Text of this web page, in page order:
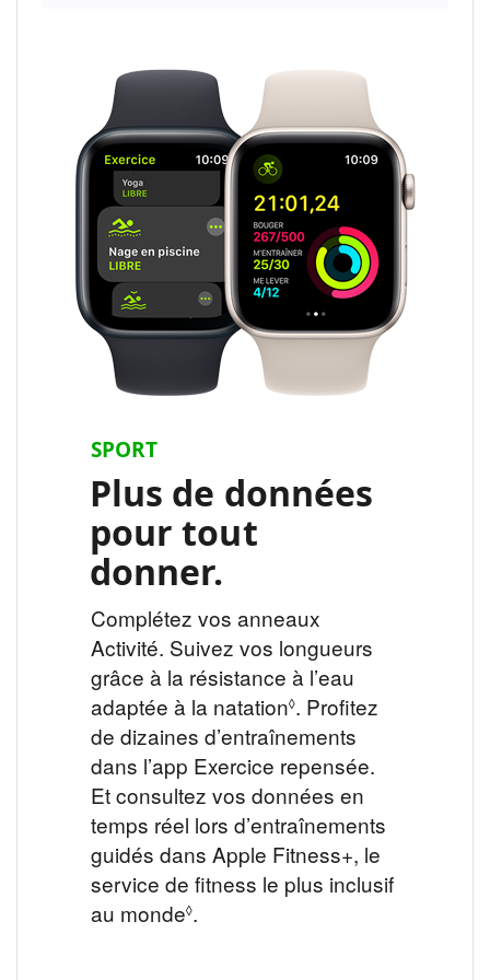
SPORT
Plus de données
pour tout
donner.
Complétez vos anneaux
Activité. Suivez vos longueurs
grâce à la résistance à l’eau
adaptée à la natation◊Voir
les
mentions
légales
. Profitez
de dizaines d’entraînements
dans l’app Exercice repensée.
Et consultez vos données en
temps réel lors d’entraînements
guidés dans Apple Fitness+, le
service de fitness le plus inclusif
au monde◊Voir
.